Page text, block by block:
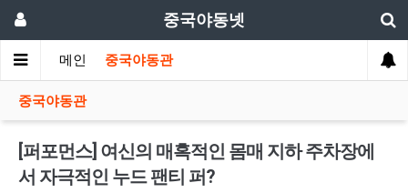
중국야동넷
메인 중국야동관
중국야동관
[퍼포먼스] 여신의 매혹적인 몸매 지하 주차장에
서 자극적인 누드 팬티 퍼?